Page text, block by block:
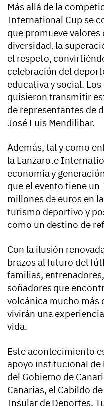
Más allá de la
International Cup se
que promueve
diversidad, la
el respeto,
celebración del
educativa y social.
quisieron transmitir
de representantes de
José Luis Mendilibar.
Además, tal y como
la Lanzarote
economía y
que el evento tiene
millones de euros en
turismo deportivo y
como un destino de
Con la ilusión
brazos al futuro del
familias,
soñadores que
volcánica mucho más
vivirán una
vida.
Este acontecimiento
apoyo institucional de
del Gobierno de
Canarias, el Cabildo
Insular de Deportes,